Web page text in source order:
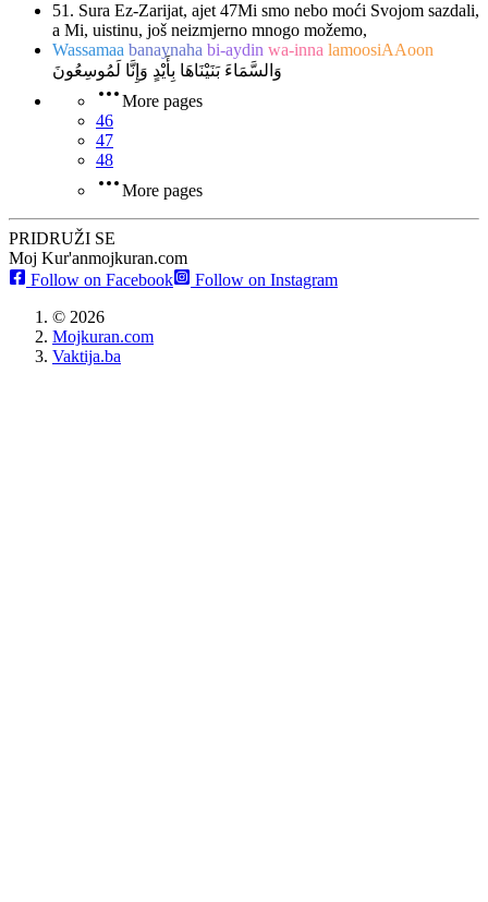
51. Sura Ez-Zarijat, ajet 47Mi smo nebo moći Svojom sazdali,
a Mi, uistinu, još neizmjerno mnogo možemo,
Wassamaa banaynaha bi-aydin wa-inna lamoosiAAoon
وَالسَّمَاءَ بَنَيْنَاهَا بِأَيْدٍ وَإِنَّا لَمُوسِعُونَ
More pages
46
47
48
More pages
PRIDRUŽI SE
Moj Kur'anmojkuran.com
Follow on Facebook
Follow on Instagram
© 2026
Mojkuran.com
Vaktija.ba